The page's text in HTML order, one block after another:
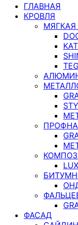
ГЛАВНАЯ
КРОВЛЯ
МЯГКАЯ
ФАСАД